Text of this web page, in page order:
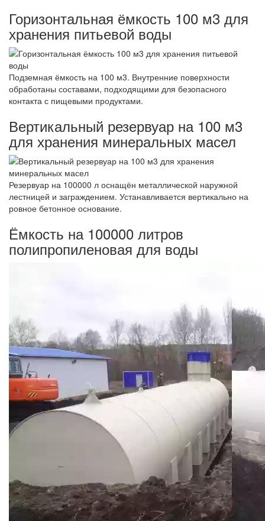
Горизонтальная ёмкость 100 м3 для
хранения питьевой воды
Подземная ёмкость на 100 м3. Внутренние поверхности
обработаны составами, подходящими для безопасного
контакта с пищевыми продуктами.
Вертикальный резервуар на 100 м3
для хранения минеральных масел
Резервуар на 100000 л оснащён металлической наружной
лестницей и заграждением. Устанавливается вертикально на
ровное бетонное основание.
Ёмкость на 100000 литров
полипропиленовая для воды